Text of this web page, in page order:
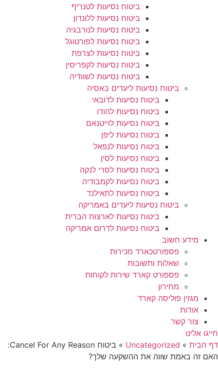
ביטוח נסיעות לטנריף
ביטוח נסיעות ללונדון
ביטוח נסיעות לנורבגיה
ביטוח נסיעות לפורטוגל
ביטוח נסיעות לצרפת
ביטוח נסיעות לקפריסין
ביטוח נסיעות לשוודיה
ביטוח נסיעות ליעדים באסיה
ביטוח נסיעות לדובאי
ביטוח נסיעות להודו
ביטוח נסיעות לוייטנאם
ביטוח נסיעות ליפן
ביטוח נסיעות לנפאל
ביטוח נסיעות לסין
ביטוח נסיעות לסרי לנקה
ביטוח נסיעות לקמבודיה
ביטוח נסיעות לתאילנד
ביטוח נסיעות ליעדים באמריקה
ביטוח נסיעות לארצות הברית
ביטוח נסיעות לדרום אמריקה
מידע חשוב
פספורטכארד מכירות
שאלות ותשובות
פספורט קארד שירות לקוחות
מחירון
מגזין פוליסה קארד
אודות
צור קשר
חייגו אלינו
דף הבית »
Uncategorized
»
ביטוח Cancel For Any Reason:
האם זה באמת שווה את ההשקעה שלך?